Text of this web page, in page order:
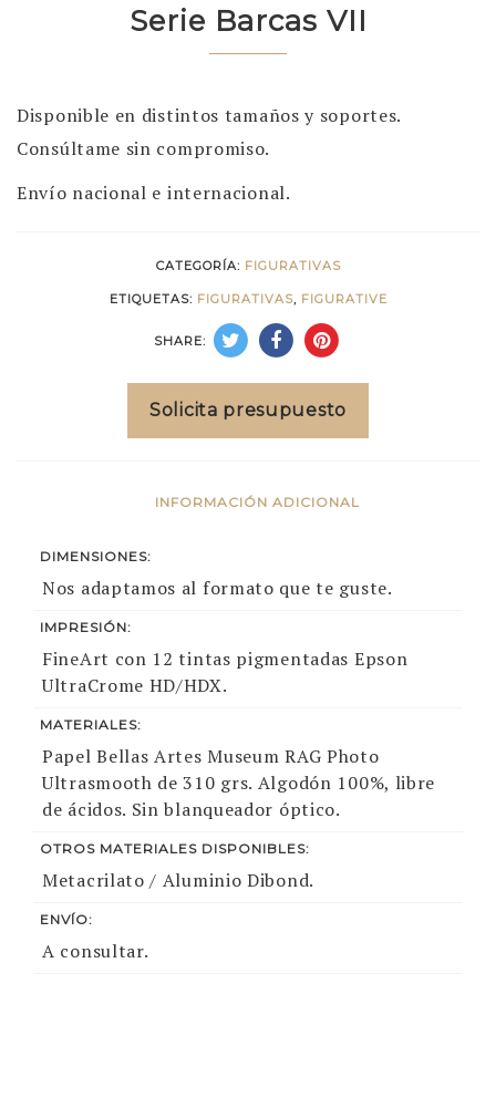
Serie Barcas VII
Disponible en distintos tamaños y soportes.
Consúltame sin compromiso.
Envío nacional e internacional.
CATEGORÍA: FIGURATIVAS
ETIQUETAS: FIGURATIVAS, FIGURATIVE
SHARE:
Solicita presupuesto
INFORMACIÓN ADICIONAL
DIMENSIONES:
Nos adaptamos al formato que te guste.
IMPRESIÓN:
FineArt con 12 tintas pigmentadas Epson
UltraCrome HD/HDX.
MATERIALES:
Papel Bellas Artes Museum RAG Photo
Ultrasmooth de 310 grs. Algodón 100%, libre
de ácidos. Sin blanqueador óptico.
OTROS MATERIALES DISPONIBLES:
Metacrilato / Aluminio Dibond.
ENVÍO:
A consultar.